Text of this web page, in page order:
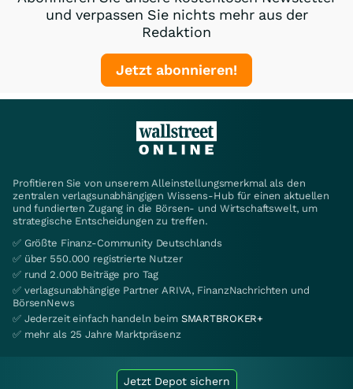
und verpassen Sie nichts mehr aus der
Redaktion
Jetzt abonnieren!
Profitieren Sie von unserem Alleinstellungsmerkmal als den
zentralen verlagsunabhängigen Wissens-Hub für einen aktuellen
und fundierten Zugang in die Börsen- und Wirtschaftswelt, um
strategische Entscheidungen zu treffen.
✅ Größte Finanz-Community Deutschlands
✅ über 550.000 registrierte Nutzer
✅ rund 2.000 Beiträge pro Tag
✅ verlagsunabhängige Partner ARIVA, FinanzNachrichten und
BörsenNews
✅ Jederzeit einfach handeln beim SMARTBROKER+
✅ mehr als 25 Jahre Marktpräsenz
Jetzt Depot sichern